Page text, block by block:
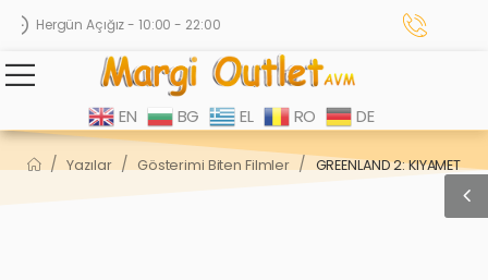
Hergün Açığız - 10:00 - 22:00
EN BG EL RO DE
/ Yazılar / Gösterimi Biten Filmler / GREENLAND 2: KIYAMET